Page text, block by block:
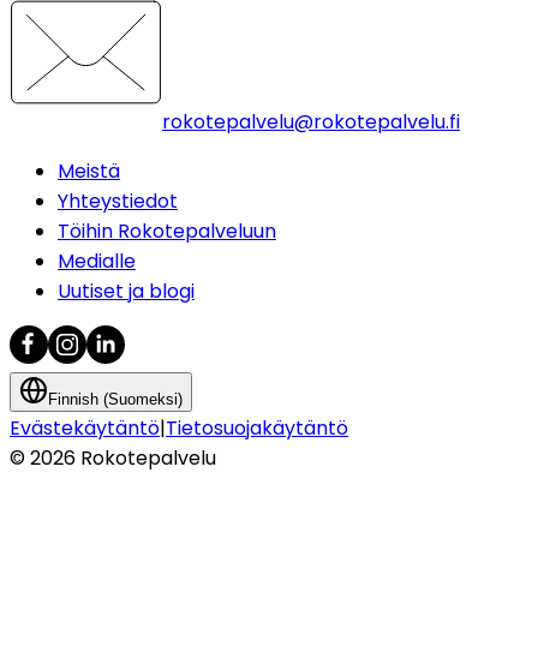
rokotepalvelu@rokotepalvelu.fi
Meistä
Yhteystiedot
Töihin Rokotepalveluun
Medialle
Uutiset ja blogi
Finnish (Suomeksi)
Evästekäytäntö|Tietosuojakäytäntö
©2026 Rokotepalvelu